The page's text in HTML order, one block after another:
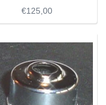
€125,00